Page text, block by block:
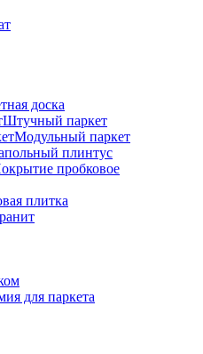
доска
Штучный паркет
Модульный паркет
плинтус
пробковое
плитка
для паркета